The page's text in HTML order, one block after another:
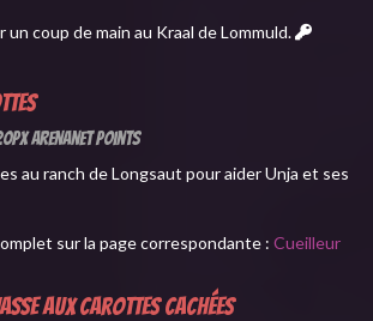
un coup de main au Kraal de Lommuld.
au ranch de Longsaut pour aider Unja et ses
sur la page correspondante : Cueilleur
aux carottes cachées